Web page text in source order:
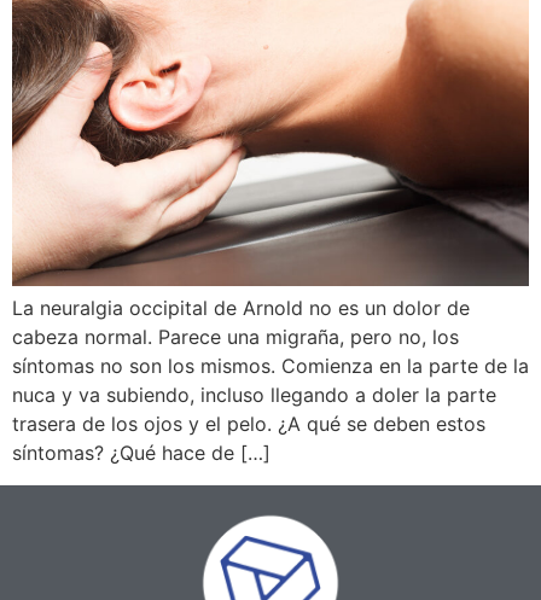
La neuralgia occipital de Arnold no es un dolor de
cabeza normal. Parece una migraña, pero no, los
síntomas no son los mismos. Comienza en la parte de la
nuca y va subiendo, incluso llegando a doler la parte
trasera de los ojos y el pelo. ¿A qué se deben estos
síntomas? ¿Qué hace de […]